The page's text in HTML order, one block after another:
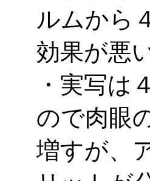
ルムから
効果が悪
・実写は
ので肉眼
増すが、